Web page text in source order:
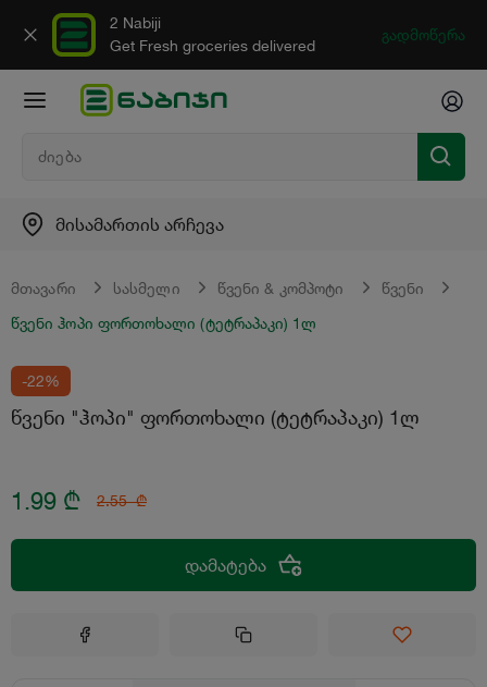
2 Nabiji
Get Fresh groceries delivered
გადმოწერა
მისამართის არჩევა
მთავარი სასმელი წვენი & კომპოტი
წვენი
წვენი ჰოპი ფორთოხალი (ტეტრაპაკი) 1ლ
-22%
წვენი "ჰოპი" ფორთოხალი (ტეტრაპაკი) 1ლ
1.99 ₾ 2.55 ₾
დამატება